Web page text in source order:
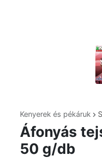
Kenyerek és pékáruk
Áfonyás
50 g/db